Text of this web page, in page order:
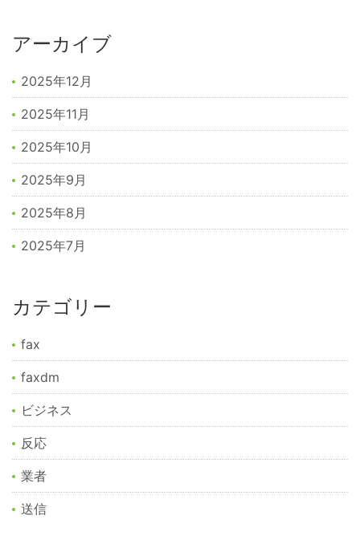
アーカイブ
2025年12月
2025年11月
2025年10月
2025年9月
2025年8月
2025年7月
カテゴリー
fax
faxdm
ビジネス
反応
業者
送信